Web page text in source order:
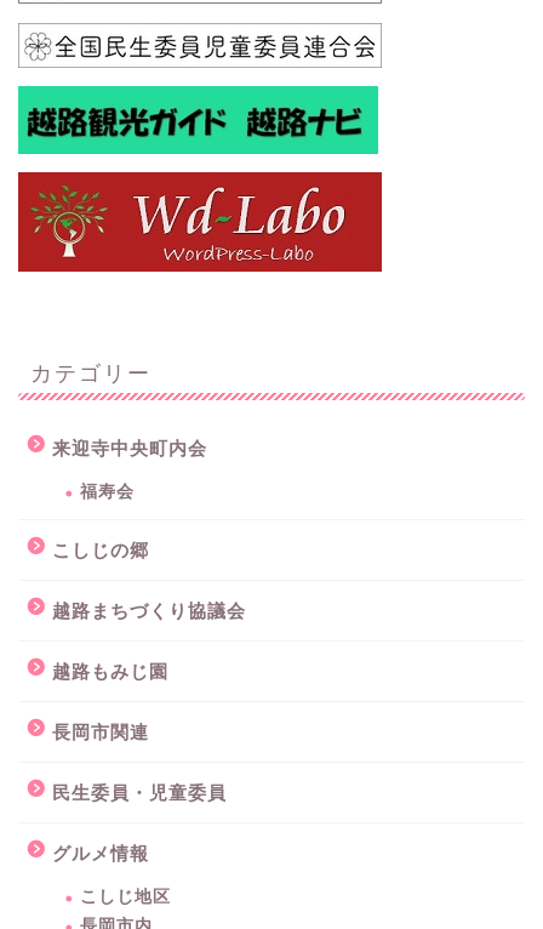
カテゴリー
来迎寺中央町内会
福寿会
こしじの郷
越路まちづくり協議会
越路もみじ園
長岡市関連
民生委員・児童委員
グルメ情報
こしじ地区